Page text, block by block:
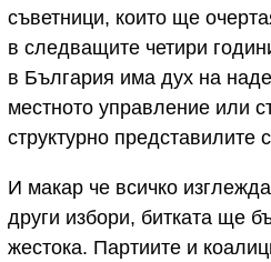
съветници, които ще
в следващите четири
в България има дух на
местното управление или
структурно представилите
И макар че всичко
други избори, битката ще
жестока. Партиите и